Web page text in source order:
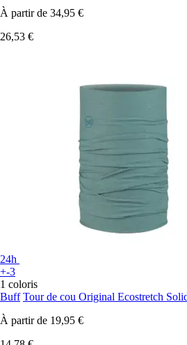
À partir de 34,95 €
26,53 €
24h
+-3
1 coloris
Buff Tour de cou Original Ecostretch
À partir de 19,95 €